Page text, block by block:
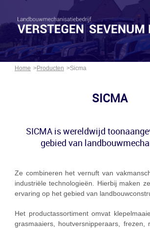
Home Producten Sicma
SICMA
SICMA is wereldwijd
gebied van
Ze combineren het vernuft van
industriële technologieën. Hierbij maken
ervaring op het gebied van
Het productassortiment omvat
grasmaaiers, houtversnipperaars, frezen,